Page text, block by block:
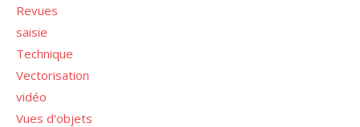
Revues
saisie
Technique
Vectorisation
vidéo
Vues d'objets